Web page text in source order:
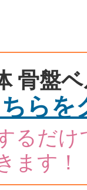
骨盤
らを
るだ
ます